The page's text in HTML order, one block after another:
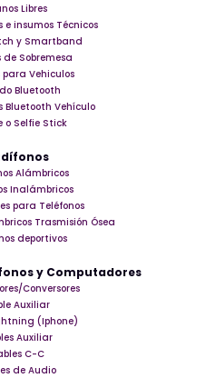
Libres
insumos Técnicos
y Smartband
de Sobremesa
para Vehiculos
Bluetooth
Bluetooth Vehículo
o Selfie Stick
Alámbricos
Inalámbricos
para Teléfonos
Trasmisión Ósea
deportivos
y Computadores
Conversores
Auxiliar
(Iphone)
Auxiliar
C-C
de Audio